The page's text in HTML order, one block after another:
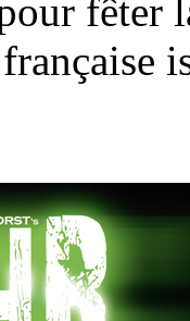
fêter